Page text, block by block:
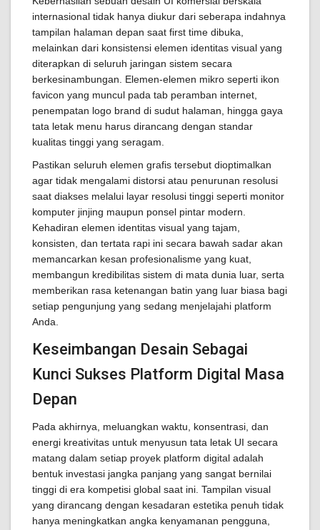
internasional tidak hanya diukur dari seberapa indahnya
tampilan halaman depan saat first time dibuka,
melainkan dari konsistensi elemen identitas visual yang
diterapkan di seluruh jaringan sistem secara
berkesinambungan. Elemen-elemen mikro seperti ikon
favicon yang muncul pada tab peramban internet,
penempatan logo brand di sudut halaman, hingga gaya
tata letak menu harus dirancang dengan standar
kualitas tinggi yang seragam.
Pastikan seluruh elemen grafis tersebut dioptimalkan
agar tidak mengalami distorsi atau penurunan resolusi
saat diakses melalui layar resolusi tinggi seperti monitor
komputer jinjing maupun ponsel pintar modern.
Kehadiran elemen identitas visual yang tajam,
konsisten, dan tertata rapi ini secara bawah sadar akan
memancarkan kesan profesionalisme yang kuat,
membangun kredibilitas sistem di mata dunia luar, serta
memberikan rasa ketenangan batin yang luar biasa bagi
setiap pengunjung yang sedang menjelajahi platform
Anda.
Keseimbangan Desain Sebagai
Kunci Sukses Platform Digital Masa
Depan
Pada akhirnya, meluangkan waktu, konsentrasi, dan
energi kreativitas untuk menyusun tata letak UI secara
matang dalam setiap proyek platform digital adalah
bentuk investasi jangka panjang yang sangat bernilai
tinggi di era kompetisi global saat ini. Tampilan visual
yang dirancang dengan kesadaran estetika penuh tidak
hanya meningkatkan angka kenyamanan pengguna,